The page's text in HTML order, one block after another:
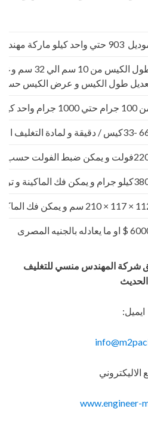
حتي واحد كيلو ماركة مهندس منسي
طول الكيس و عرض الكيس حسب
1000 جرام واحد كيلو
يمكن فك الماكينة و تركيبها في اي مكان
ما يعادله بالجنيه المصرى
شركة المهندس منسي للتغليف
الحديث
ايميل:
الاليكتروني
www.engineer-